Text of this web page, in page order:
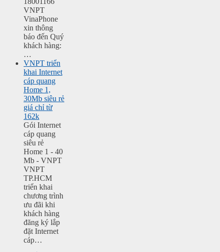
VNPT
VinaPhone
xin thông
báo đến Quý
khách hàng:
…
VNPT triển
khai Internet
cáp quang
Home 1,
30Mb siêu rẻ
giá chỉ từ
162k
Gói Internet
cáp quang
siêu rẻ
Home 1 - 40
Mb - VNPT
VNPT
TP.HCM
triển khai
chương trình
ưu đãi khi
khách hàng
đăng ký lắp
đặt Internet
cáp…